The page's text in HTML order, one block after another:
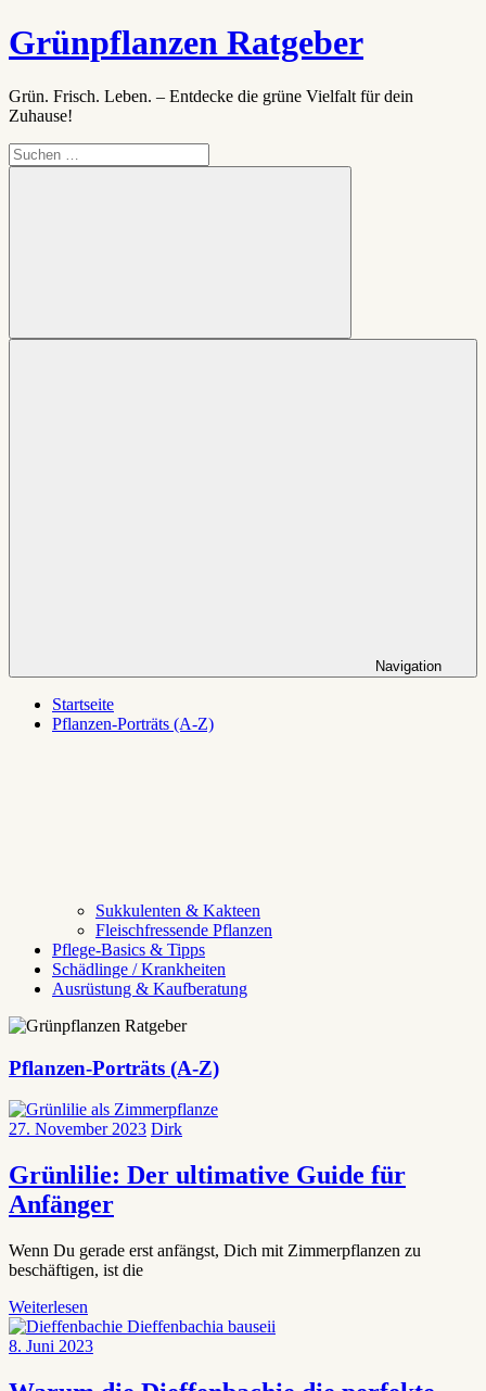
Zum
Inhalt
Grünpflanzen Ratgeber
Grün. Frisch. Leben. – Entdecke die grüne Vielfalt für dein
Zuhause!
Suchen
nach:
Suchen
Navigation
Startseite
Pflanzen-Porträts (A-Z)
Sukkulenten & Kakteen
Fleischfressende Pflanzen
Pflege-Basics & Tipps
Schädlinge / Krankheiten
Ausrüstung & Kaufberatung
Pflanzen-Porträts (A-Z)
27. November 2023 Dirk
Grünlilie: Der ultimative Guide für
Anfänger
Wenn Du gerade erst anfängst, Dich mit Zimmerpflanzen zu
beschäftigen, ist die
Weiterlesen
8. Juni 2023